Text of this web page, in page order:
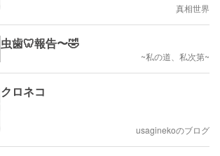
真相世界
虫歯🦷報告〜🤣
~私の道、私次第~
クロネコ
usaginekoのブログ